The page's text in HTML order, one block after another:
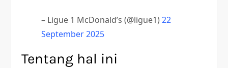
– Ligue 1 McDonald’s (@ligue1)22
September 2025
Tentang hal ini